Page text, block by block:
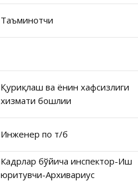
Таъминотчи
Қуриқлаш ва ёнғин хафсизлиги
хизмати бошлиғи
Инженер по т/б
Кадрлар бўйича инспектор-Иш
юритувчи-Архивариус